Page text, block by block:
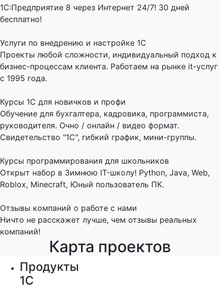
1С:Предприятие 8 через Интернет 24/7! 30 дней
бесплатно!
Услуги по внедрению и настройке 1С
Проекты любой сложности, индивидуальный подход к
бизнес-процессам клиента. Работаем на рынке it-услуг
с 1995 года.
Курсы 1С для новичков и профи
Обучение для бухгалтера, кадровика, программиста,
руководителя. Очно / онлайн / видео формат.
Свидетельство "1С", гибкий график, мини-группы.
Курсы программирования для школьников
Открыт набор в Зимнюю IT-школу! Python, Java, Web,
Roblox, Minecraft, Юный пользователь ПК.
Отзывы компаний о работе с нами
Ничто не расскажет лучше, чем отзывы реальных
компаний!
Карта проектов
Продукты
1С